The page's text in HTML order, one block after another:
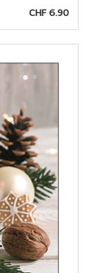
CHF 6.90